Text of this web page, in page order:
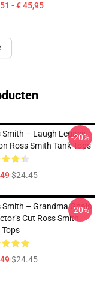
- € 45,95
Smith – Laugh Legacy
Ross Smith Tank Tops
$24.45
-20%
Smith – Grandma Goals
Cut Ross Smith
Tops
$24.45
-20%